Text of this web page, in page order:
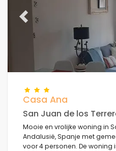
Previous
Casa Ana
San Juan de los
Mooie en vrolijke woning in
Andalusië, Spanje met
voor 4 personen. De woning